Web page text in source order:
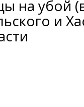
карта
экрана. Заставки
на убой
и